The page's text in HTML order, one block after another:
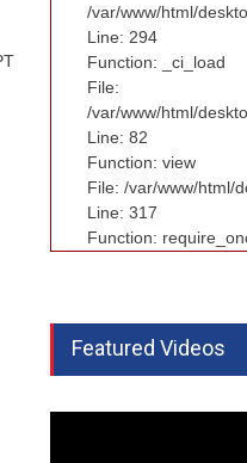
/var/www/html/
Line: 294
Function: _ci_load
File:
/var/www/html/
Line: 82
Function: view
File: /var/www/html/
Line: 317
Function:
Featured Videos